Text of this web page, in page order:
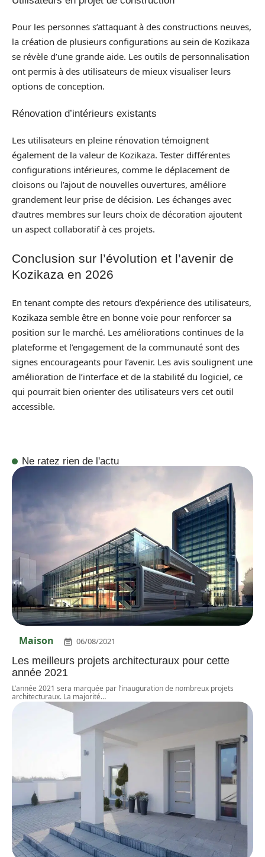
Pour les personnes s’attaquant à des constructions neuves,
la création de plusieurs configurations au sein de Kozikaza
se révèle d’une grande aide. Les outils de personnalisation
ont permis à des utilisateurs de mieux visualiser leurs
options de conception.
Rénovation d’intérieurs existants
Les utilisateurs en pleine rénovation témoignent
également de la valeur de Kozikaza. Tester différentes
configurations intérieures, comme le déplacement de
cloisons ou l’ajout de nouvelles ouvertures, améliore
grandement leur prise de décision. Les échanges avec
d’autres membres sur leurs choix de décoration ajoutent
un aspect collaboratif à ces projets.
Conclusion sur l’évolution et l’avenir de
Kozikaza en 2026
En tenant compte des retours d’expérience des utilisateurs,
Kozikaza semble être en bonne voie pour renforcer sa
position sur le marché. Les améliorations continues de la
plateforme et l’engagement de la communauté sont des
signes encourageants pour l’avenir. Les avis soulignent une
amélioration de l’interface et de la stabilité du logiciel, ce
qui pourrait bien orienter des utilisateurs vers cet outil
accessible.
Ne ratez rien de l'actu
Maison 06/08/2021
Les meilleurs projets architecturaux pour cette
année 2021
L’année 2021 sera marquée par l’inauguration de nombreux projets
architecturaux. La majorité…